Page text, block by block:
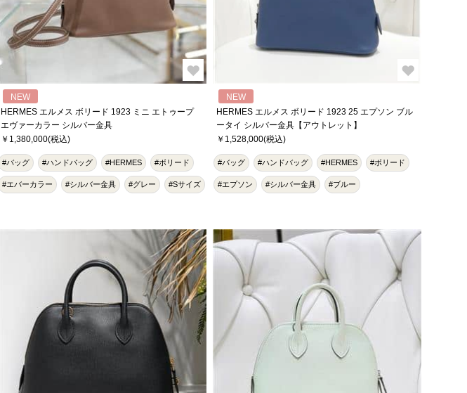
NEW
HERMES エルメス ボリード 1923 ミニ エトゥープ
エヴァーカラー シルバー金具
￥1,380,000(税込)
#バッグ #ハンドバッグ #HERMES #ボリード
#エバーカラー #シルバー金具 #グレー #Sサイズ
NEW
HERMES エルメス ボリード 1923 25 エプソン ブル
ータイ シルバー金具【アウトレット】
￥1,528,000(税込)
#バッグ #ハンドバッグ #HERMES #ボリード
#エプソン #シルバー金具 #ブルー